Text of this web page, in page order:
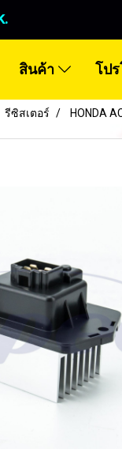
สินค้า โป
รีซิสเตอร์ HONDA